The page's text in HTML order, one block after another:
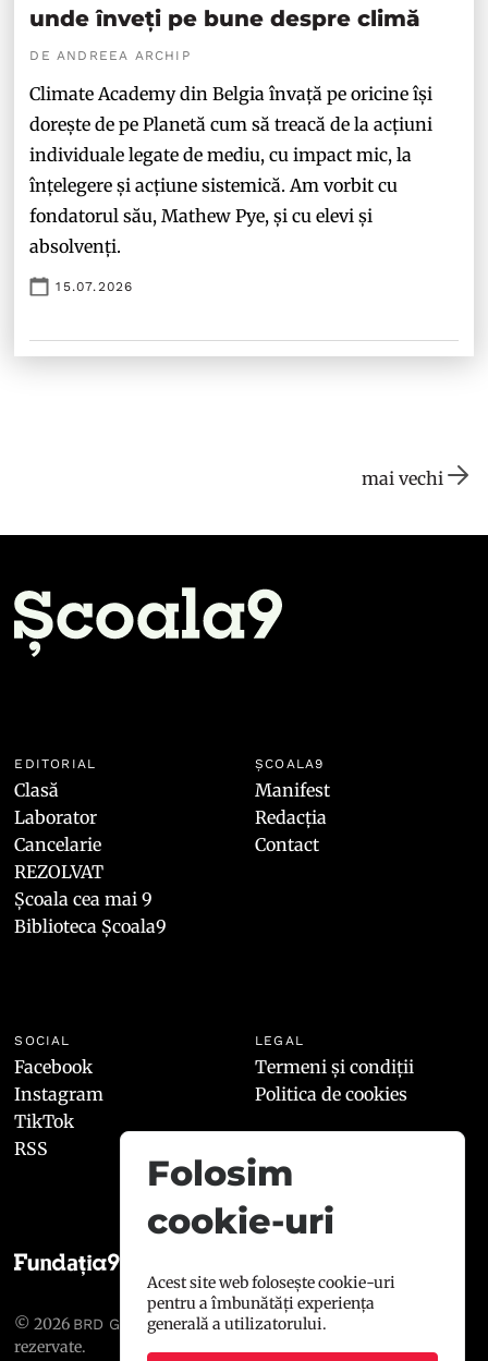
unde înveți pe bune despre climă
DE ANDREEA ARCHIP
Climate Academy din Belgia învață pe oricine își
dorește de pe Planetă cum să treacă de la acțiuni
individuale legate de mediu, cu impact mic, la
înțelegere și acțiune sistemică. Am vorbit cu
fondatorul său, Mathew Pye, și cu elevi și
absolvenți.
15.07.2026
mai vechi
EDITORIAL
Clasă
Laborator
Cancelarie
REZOLVAT
Școala cea mai 9
Biblioteca Școala9
ȘCOALA9
Manifest
Redacția
Contact
SOCIAL
Facebook
Instagram
TikTok
RSS
LEGAL
Termeni și condiții
Politica de cookies
© 2026 BRD GROUPE SOCIÉTÉ GÉNÉRALE
rezervate.
Folosim
cookie-uri
Acest site web folosește cookie-uri
pentru a îmbunătăți experiența
generală a utilizatorului.